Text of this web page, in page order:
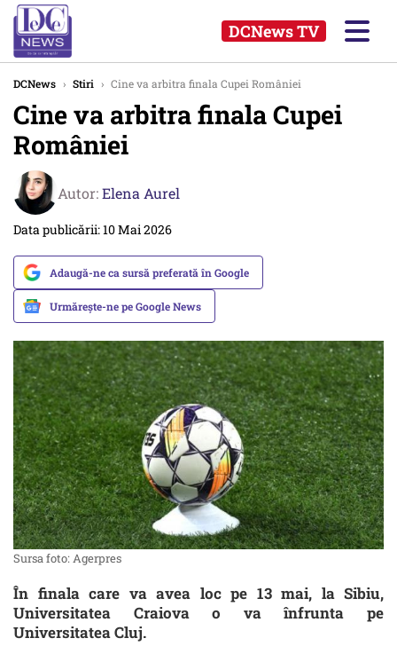
DCNews TV
DCNews › Stiri › Cine va arbitra finala Cupei României
Cine va arbitra finala Cupei
României
Autor:Elena Aurel
Data publicării: 10 Mai 2026
Adaugă-ne ca sursă preferată în Google
Urmărește-ne pe Google News
Sursa foto: Agerpres
În finala care va avea loc pe 13 mai, la Sibiu,
Universitatea Craiova o va înfrunta pe
Universitatea Cluj.